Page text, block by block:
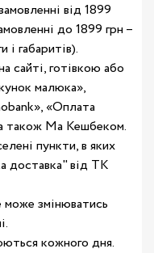
від 1899
до 1899 грн –
і габаритів).
сайті, готівкою або
малюка»,
«Оплата
також Ма Кешбеком.
пункти, в яких
доставка" від ТК
може змінюватись
кожного дня.